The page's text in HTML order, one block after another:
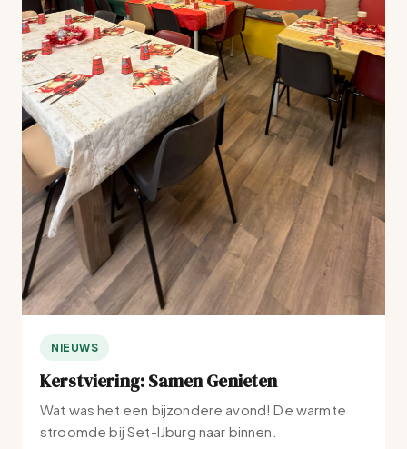
NIEUWS
Kerstviering: Samen Genieten
Wat was het een bijzondere avond! De warmte
stroomde bij Set-IJburg naar binnen.